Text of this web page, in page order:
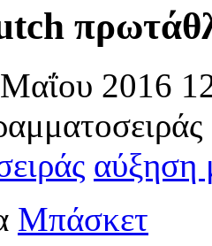
2016
αύξηση
Μπάσκετ